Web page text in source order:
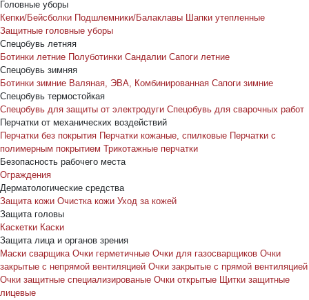
Головные уборы
Кепки/Бейсболки Подшлемники/Балаклавы Шапки утепленные
Защитные головные уборы
Спецобувь летняя
Ботинки летние Полуботинки Сандалии Сапоги летние
Спецобувь зимняя
Ботинки зимние Валяная, ЭВА, Комбинированная Сапоги зимние
Спецобувь термостойкая
Спецобувь для защиты от электродуги Спецобувь для сварочных работ
Перчатки от механических воздействий
Перчатки без покрытия Перчатки кожаные, спилковые Перчатки с
полимерным покрытием Трикотажные перчатки
Безопасность рабочего места
Ограждения
Дерматологические средства
Защита кожи Очистка кожи Уход за кожей
Защита головы
Каскетки Каски
Защита лица и органов зрения
Маски сварщика Очки герметичные Очки для газосварщиков Очки
закрытые с непрямой вентиляцией Очки закрытые с прямой вентиляцией
Очки защитные специализированые Очки открытые Щитки защитные
лицевые